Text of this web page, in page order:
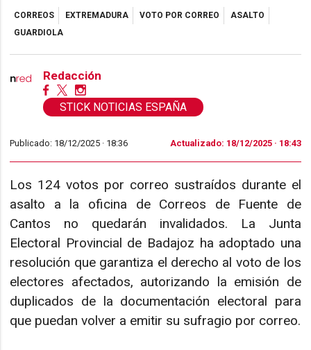
CORREOS EXTREMADURA VOTO POR CORREO
ASALTO
GUARDIOLA
Redacción
STICK NOTICIAS ESPAÑA
Publicado: 18/12/2025 · 18:36 Actualizado: 18/12/2025 · 18:43
Los 124 votos por correo sustraídos durante el
asalto a la oficina de Correos de Fuente de
Cantos no quedarán invalidados. La Junta
Electoral Provincial de Badajoz ha adoptado una
resolución que garantiza el derecho al voto de los
electores afectados, autorizando la emisión de
duplicados de la documentación electoral para
que puedan volver a emitir su sufragio por correo.